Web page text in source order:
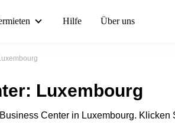
Hilfe Über uns
: Luxembourg
Center in Luxembourg. Klicken